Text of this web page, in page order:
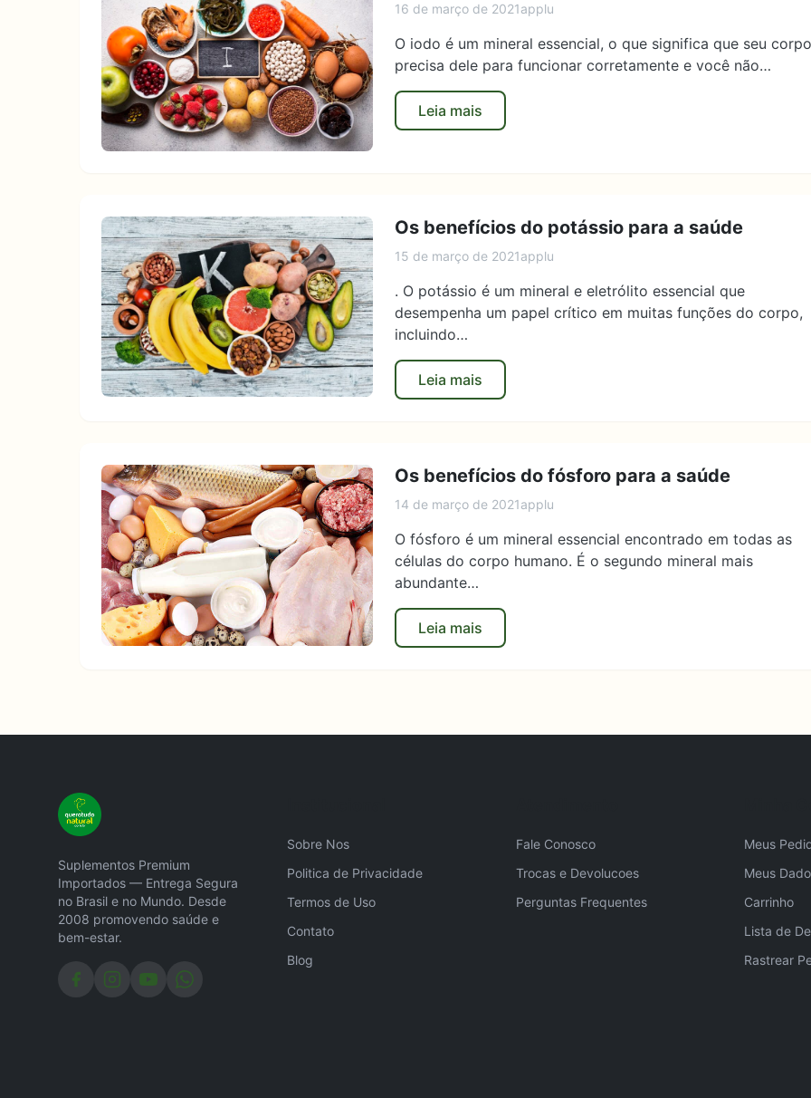
16 de março de 2021applu
O iodo é um mineral essencial, o que significa que seu corpo
precisa dele para funcionar corretamente e você não…
Leia mais
Os benefícios do potássio para a saúde
15 de março de 2021applu
. O potássio é um mineral e eletrólito essencial que
desempenha um papel crítico em muitas funções do corpo,
incluindo…
Leia mais
Os benefícios do fósforo para a saúde
14 de março de 2021applu
O fósforo é um mineral essencial encontrado em todas as
células do corpo humano. É o segundo mineral mais
abundante…
Leia mais
Suplementos Premium
Importados — Entrega Segura
no Brasil e no Mundo. Desde
2008 promovendo saúde e
bem-estar.
Sobre Nos
Politica de Privacidade
Termos de Uso
Contato
Blog
Fale Conosco
Trocas e Devolucoes
Perguntas Frequentes
Meus
Meus
Carrinho
Lista de
Rastrear